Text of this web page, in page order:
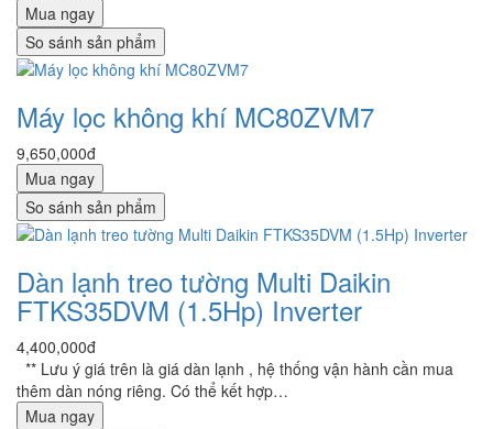
Mua ngay
So sánh sản phẩm
Máy lọc không khí MC80ZVM7
9,650,000đ
Mua ngay
So sánh sản phẩm
Dàn lạnh treo tường Multi Daikin
FTKS35DVM (1.5Hp) Inverter
4,400,000đ
** Lưu ý giá trên là giá dàn lạnh , hệ thống vận hành cần mua
thêm dàn nóng riêng. Có thể kết hợp…
Mua ngay